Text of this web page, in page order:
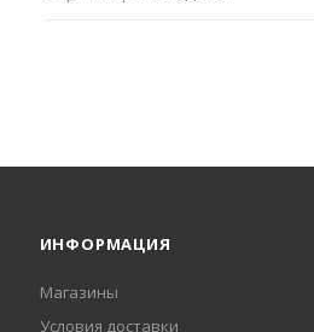
ИНФОРМАЦИЯ
Магазины
Условия доставки